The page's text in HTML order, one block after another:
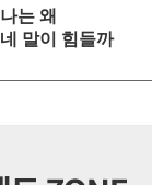
나는 왜
네 말이 힘들까